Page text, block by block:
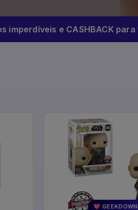
imperdíveis e CASHBACK
💖 GEEKDOWN